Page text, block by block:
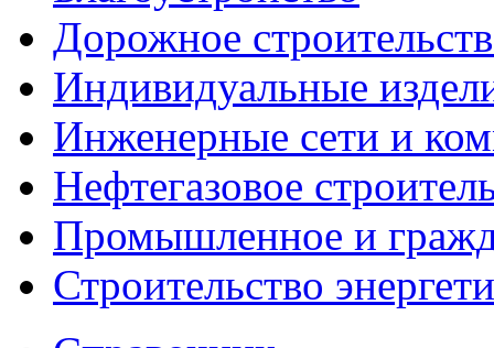
Дорожное
Индивидуальные
Инженерные сети и
Нефтегазовое
Промышленное и
Строительство